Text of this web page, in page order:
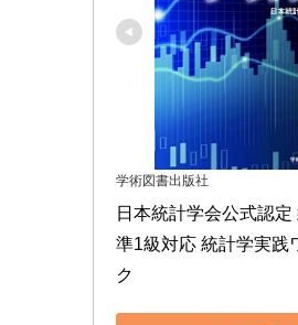
学術図書出版社
日本統計学会公式認定
準1級対応 統計学実践
ク